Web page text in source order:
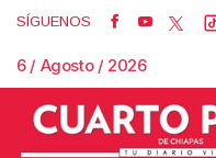
SÍGUENOS
6 / Agosto / 2026